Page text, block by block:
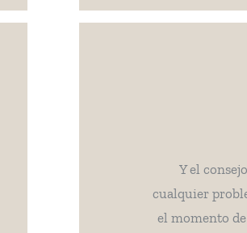
Y el
cualquier
el momento